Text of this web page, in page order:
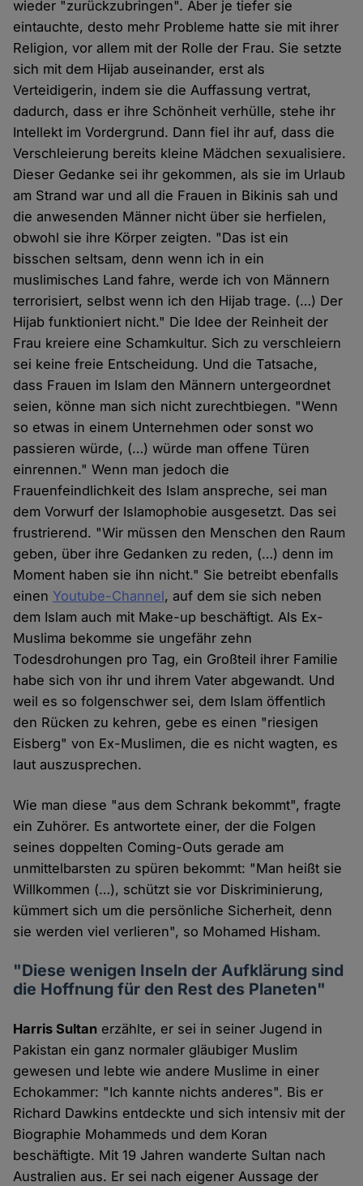
wieder "zurückzubringen". Aber je tiefer sie
eintauchte, desto mehr Probleme hatte sie mit ihrer
Religion, vor allem mit der Rolle der Frau. Sie setzte
sich mit dem Hijab auseinander, erst als
Verteidigerin, indem sie die Auffassung vertrat,
dadurch, dass er ihre Schönheit verhülle, stehe ihr
Intellekt im Vordergrund. Dann fiel ihr auf, dass die
Verschleierung bereits kleine Mädchen sexualisiere.
Dieser Gedanke sei ihr gekommen, als sie im Urlaub
am Strand war und all die Frauen in Bikinis sah und
die anwesenden Männer nicht über sie herfielen,
obwohl sie ihre Körper zeigten. "Das ist ein
bisschen seltsam, denn wenn ich in ein
muslimisches Land fahre, werde ich von Männern
terrorisiert, selbst wenn ich den Hijab trage. (…) Der
Hijab funktioniert nicht." Die Idee der Reinheit der
Frau kreiere eine Schamkultur. Sich zu verschleiern
sei keine freie Entscheidung. Und die Tatsache,
dass Frauen im Islam den Männern untergeordnet
seien, könne man sich nicht zurechtbiegen. "Wenn
so etwas in einem Unternehmen oder sonst wo
passieren würde, (…) würde man offene Türen
einrennen." Wenn man jedoch die
Frauenfeindlichkeit des Islam anspreche, sei man
dem Vorwurf der Islamophobie ausgesetzt. Das sei
frustrierend. "Wir müssen den Menschen den Raum
geben, über ihre Gedanken zu reden, (…) denn im
Moment haben sie ihn nicht." Sie betreibt ebenfalls
einen Youtube-Channel, auf dem sie sich neben
dem Islam auch mit Make-up beschäftigt. Als Ex-
Muslima bekomme sie ungefähr zehn
Todesdrohungen pro Tag, ein Großteil ihrer Familie
habe sich von ihr und ihrem Vater abgewandt. Und
weil es so folgenschwer sei, dem Islam öffentlich
den Rücken zu kehren, gebe es einen "riesigen
Eisberg" von Ex-Muslimen, die es nicht wagten, es
laut auszusprechen.
Wie man diese "aus dem Schrank bekommt", fragte
ein Zuhörer. Es antwortete einer, der die Folgen
seines doppelten Coming-Outs gerade am
unmittelbarsten zu spüren bekommt: "Man heißt sie
Willkommen (…), schützt sie vor Diskriminierung,
kümmert sich um die persönliche Sicherheit, denn
sie werden viel verlieren", so Mohamed Hisham.
"Diese wenigen Inseln der Aufklärung sind
die Hoffnung für den Rest des Planeten"
Harris Sultan erzählte, er sei in seiner Jugend in
Pakistan ein ganz normaler gläubiger Muslim
gewesen und lebte wie andere Muslime in einer
Echokammer: "Ich kannte nichts anderes". Bis er
Richard Dawkins entdeckte und sich intensiv mit der
Biographie Mohammeds und dem Koran
beschäftigte. Mit 19 Jahren wanderte Sultan nach
Australien aus. Er sei nach eigener Aussage der